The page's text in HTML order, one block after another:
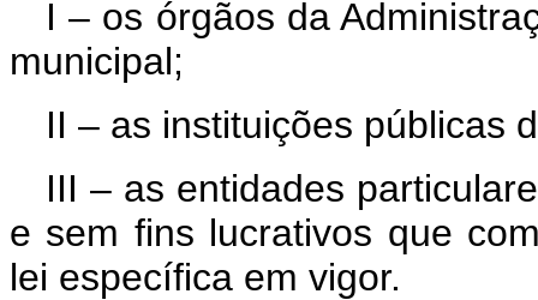
I – os órgãos da
municipal;
II – as instituições públicas
III – as entidades
e sem fins lucrativos que
lei específica em vigor.